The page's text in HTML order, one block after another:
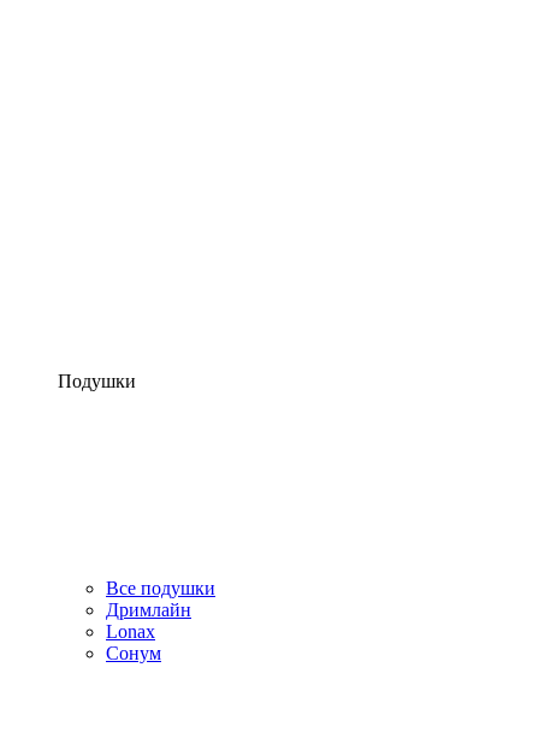
Подушки
Все подушки
Дримлайн
Lonax
Сонум